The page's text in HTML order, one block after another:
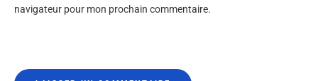
navigateur pour mon prochain commentaire.